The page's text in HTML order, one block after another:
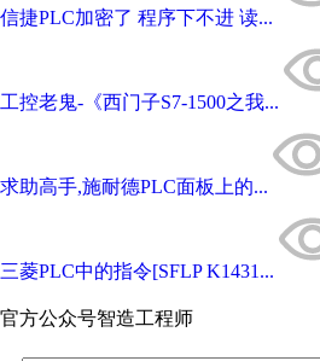
信捷PLC加密了 程序下不进 读...
工控老鬼-《西门子S7-1500之我...
求助高手,施耐德PLC面板上的...
三菱PLC中的指令[SFLP K1431...
官方公众号智造工程师